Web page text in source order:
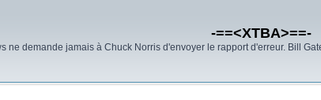
-==<XTBA>==-
ne demande jamais à Chuck Norris d'envoyer le rapport d'erreur. Bill